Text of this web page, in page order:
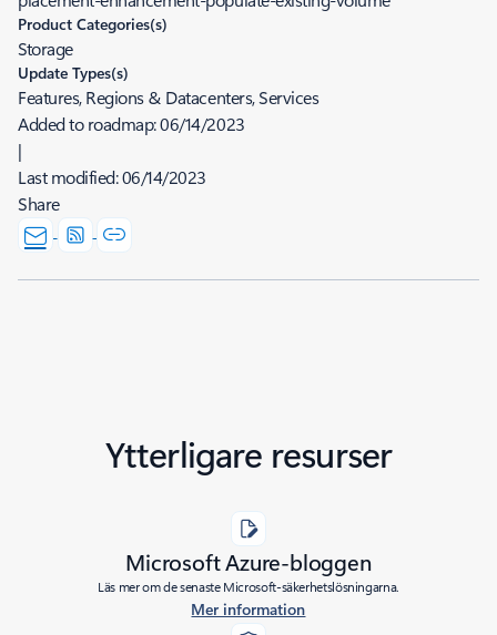
Product Categories(s)
Storage
Update Types(s)
Features, Regions & Datacenters, Services
Added to roadmap:06/14/2023
|
Last modified:06/14/2023
Share
Ytterligare resurser
Microsoft Azure-bloggen
Läs mer om de senaste Microsoft-säkerhetslösningarna.
Mer information